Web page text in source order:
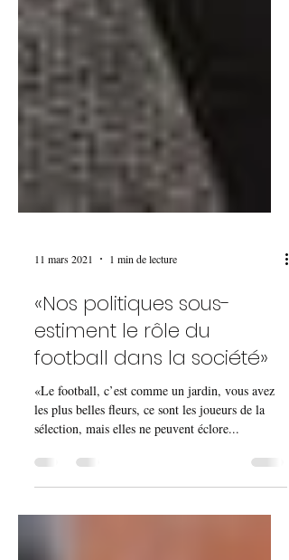
«Nos politiques sous-
estiment le rôle du
football dans la société»
«Le football, c’est comme un jardin, vous avez
les plus belles fleurs, ce sont les joueurs de la
sélection, mais elles ne peuvent éclore...